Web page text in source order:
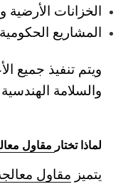
الخزانات الأرضية
المشاريع
ويتم تنفيذ جميع
والسلامة
لماذا تختار مقاول
يتميز مقاول